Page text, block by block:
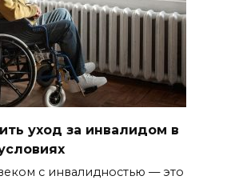
уход за инвалидом в
с инвалидностью — это